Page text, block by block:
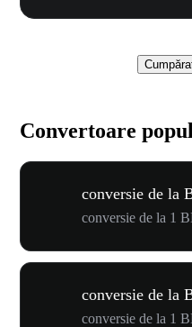
Convertoare
conversie de la
conversie de la 1
conversie de la
conversie de la 1